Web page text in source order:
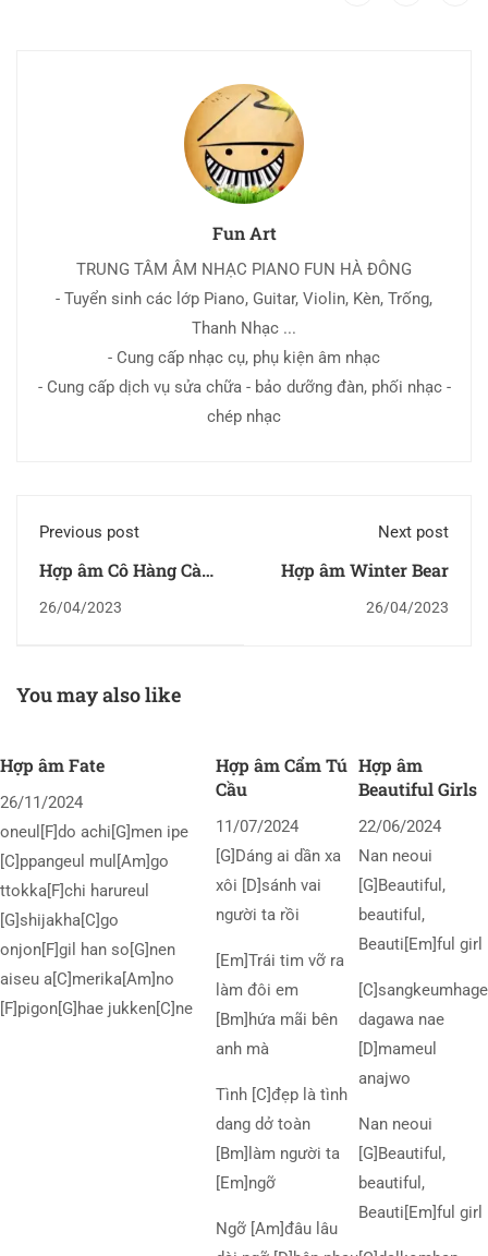
Fun Art
TRUNG TÂM ÂM NHẠC PIANO FUN HÀ ĐÔNG
- Tuyển sinh các lớp Piano, Guitar, Violin, Kèn, Trống,
Thanh Nhạc ...
- Cung cấp nhạc cụ, phụ kiện âm nhạc
- Cung cấp dịch vụ sửa chữa - bảo dưỡng đàn, phối nhạc -
chép nhạc
Previous post
Hợp âm Cô Hàng Cà
26/04/2023
Next post
Hợp âm Winter Bear
26/04/2023
You may also like
Hợp âm Fate
26/11/2024
oneul[F]do achi[G]men ipe
[C]ppangeul mul[Am]go
ttokka[F]chi harureul
[G]shijakha[C]go
onjon[F]gil han so[G]nen
aiseu a[C]merika[Am]no
[F]pigon[G]hae jukken[C]ne
Hợp âm Cẩm Tú
Cầu
11/07/2024
[G]Dáng ai dần xa
xôi [D]sánh vai
người ta rồi
[Em]Trái tim vỡ ra
làm đôi em
[Bm]hứa mãi bên
anh mà
Tình [C]đẹp là tình
dang dở toàn
[Bm]làm người ta
[Em]ngỡ
Ngỡ [Am]đâu lâu
Hợp âm
Beautiful Girls
22/06/2024
Nan neoui
[G]Beautiful,
beautiful,
Beauti[Em]ful girl
[C]sangkeumhage
dagawa nae
[D]mameul
anajwo
Nan neoui
[G]Beautiful,
beautiful,
Beauti[Em]ful girl